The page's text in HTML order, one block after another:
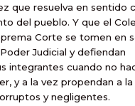
que resuelva en sentido
del pueblo. Y que el
Corte se tomen en
Judicial y defiendan
integrantes cuando no
y a la vez propendan a
y negligentes.